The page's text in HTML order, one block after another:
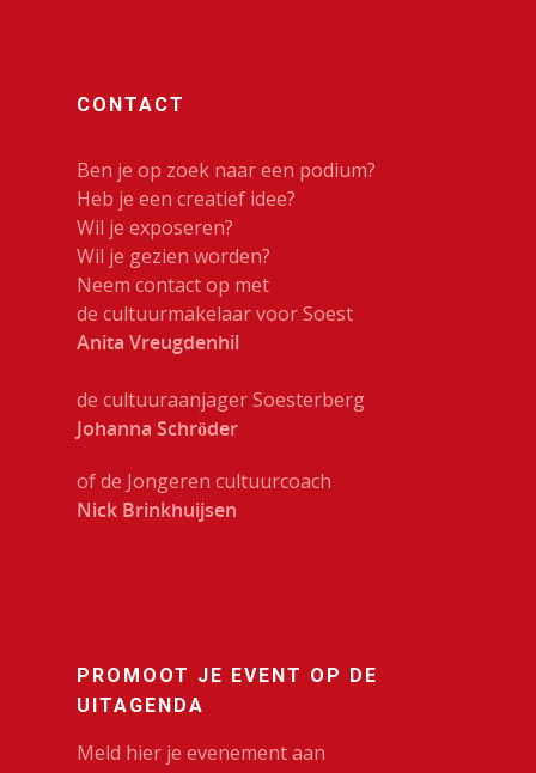
CONTACT
Ben je op zoek naar een podium?
Heb je een creatief idee?
Wil je exposeren?
Wil je gezien worden?
Neem contact op met
de cultuurmakelaar voor Soest
Anita Vreugdenhil
de cultuuraanjager Soesterberg
Johanna Schröder
of de Jongeren cultuurcoach
Nick Brinkhuijsen
PROMOOT JE EVENT OP DE
UITAGENDA
Meld hier je evenement aan